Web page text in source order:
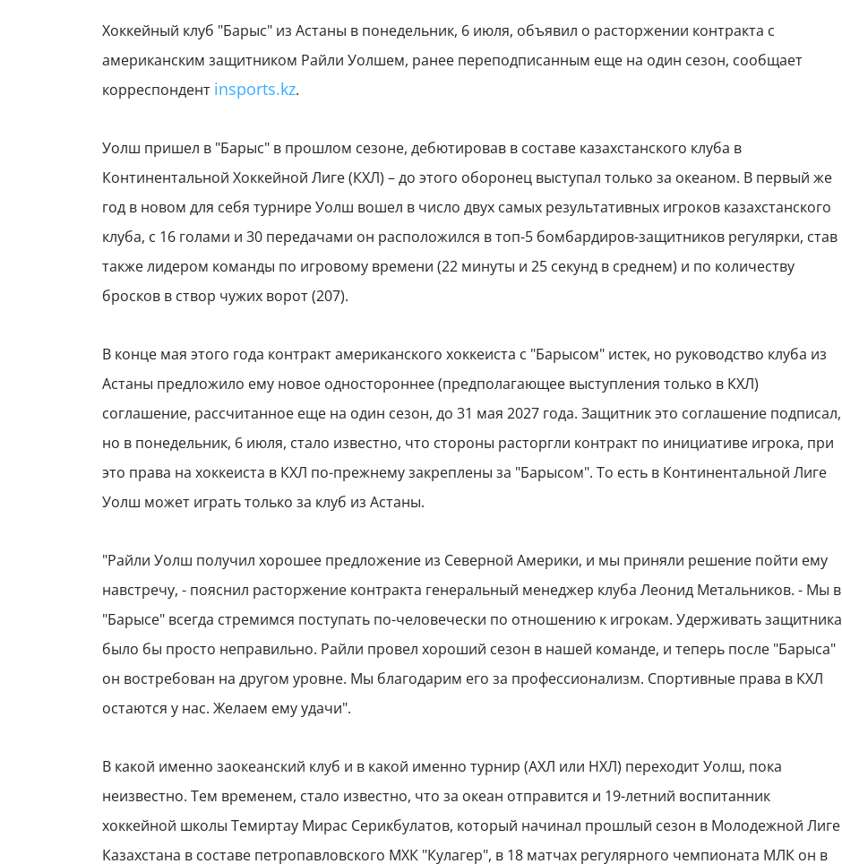
Хоккейный клуб "Барыс" из Астаны в понедельник, 6 июля, объявил о расторжении контракта с
американским защитником Райли Уолшем, ранее переподписанным еще на один сезон, сообщает
корреспондент insports.kz.
Уолш пришел в "Барыс" в прошлом сезоне, дебютировав в составе казахстанского клуба в
Континентальной Хоккейной Лиге (КХЛ) – до этого оборонец выступал только за океаном. В первый же
год в новом для себя турнире Уолш вошел в число двух самых результативных игроков казахстанского
клуба, с 16 голами и 30 передачами он расположился в топ-5 бомбардиров-защитников регулярки, став
также лидером команды по игровому времени (22 минуты и 25 секунд в среднем) и по количеству
бросков в створ чужих ворот (207).
В конце мая этого года контракт американского хоккеиста с "Барысом" истек, но руководство клуба из
Астаны предложило ему новое одностороннее (предполагающее выступления только в КХЛ)
соглашение, рассчитанное еще на один сезон, до 31 мая 2027 года. Защитник это соглашение подписал,
но в понедельник, 6 июля, стало известно, что стороны расторгли контракт по инициативе игрока, при
это права на хоккеиста в КХЛ по-прежнему закреплены за "Барысом". То есть в Континентальной Лиге
Уолш может играть только за клуб из Астаны.
"Райли Уолш получил хорошее предложение из Северной Америки, и мы приняли решение пойти ему
навстречу, - пояснил расторжение контракта генеральный менеджер клуба Леонид Метальников. - Мы в
"Барысе" всегда стремимся поступать по-человечески по отношению к игрокам. Удерживать защитника
было бы просто неправильно. Райли провел хороший сезон в нашей команде, и теперь после "Барыса"
он востребован на другом уровне. Мы благодарим его за профессионализм. Спортивные права в КХЛ
остаются у нас. Желаем ему удачи".
В какой именно заокеанский клуб и в какой именно турнир (АХЛ или НХЛ) переходит Уолш, пока
неизвестно. Тем временем, стало известно, что за океан отправится и 19-летний воспитанник
хоккейной школы Темиртау Мирас Серикбулатов, который начинал прошлый сезон в Молодежной Лиге
Казахстана в составе петропавловского МХК "Кулагер", в 18 матчах регулярного чемпионата МЛК он в